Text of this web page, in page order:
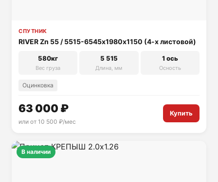
СПУТНИК
RIVER Zn 55 / 5515-6545х1980х1150 (4-х листовой)
580кг
Вес груза
5 515
Длина, мм
1 ось
Осность
Оцинковка
63 000 ₽
или от 10 500 ₽/мес
Купить
В наличии